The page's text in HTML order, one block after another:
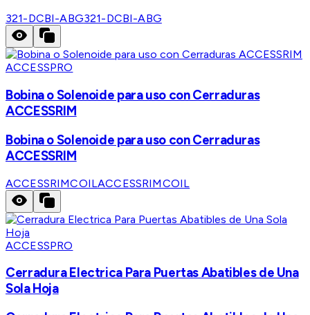
321-DCBI-ABG321-DCBI-ABG
ACCESSPRO
Bobina o Solenoide para uso con Cerraduras
ACCESSRIM
Bobina o Solenoide para uso con Cerraduras
ACCESSRIM
ACCESSRIMCOILACCESSRIMCOIL
ACCESSPRO
Cerradura Electrica Para Puertas Abatibles de Una
Sola Hoja